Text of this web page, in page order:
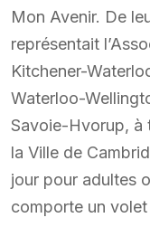
Mon Avenir. De
représentait
Kitchener-
Waterloo-
Savoie-Hvorup, à
la Ville de
jour pour adultes
comporte un